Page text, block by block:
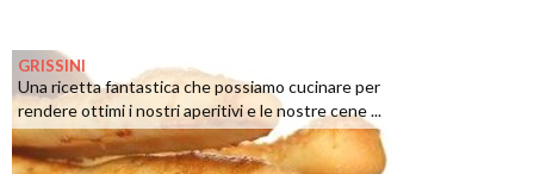
GRISSINI
Una ricetta fantastica che possiamo cucinare per
rendere ottimi i nostri aperitivi e le nostre cene ...